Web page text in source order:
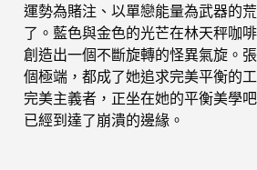
運勢為賭注、以單戀能量為武器的
了。藍色與金色的光芒在林天秤咖
創造出一個不斷旋轉的怪異氣旋。
個極端，都成了她追求完美平衡的
完美主義者，正坐在她的平衡美學
已經到達了崩潰的邊緣。